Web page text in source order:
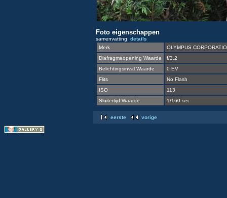
Foto eigenschappen
samenvatting details
Merk
OLYMPUS
Diafragmaopening Waarde
f/3,2
Belichtingsinval Waarde
0 EV
Flits
No Flash
ISO
113
Sluitertijd Waarde
1/160 sec
eerste vorige